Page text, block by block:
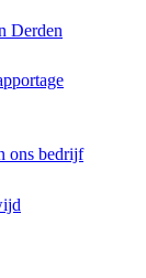
Derden
ons bedrijf